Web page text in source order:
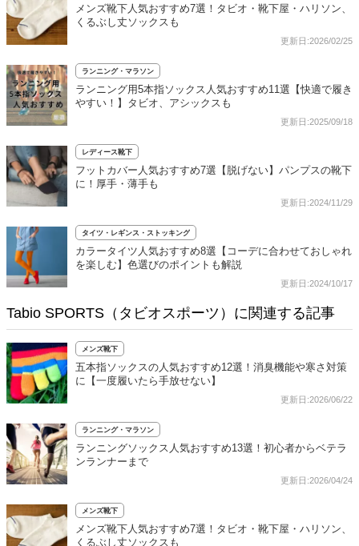
メンズ靴下人気おすすめ7選！タビオ・靴下屋・ハリソン、
くるぶし丈ソックスも
更新日:2026/02/25
ランニング・マラソン
ランニング用5本指ソックス人気おすすめ11選【快適で履き
やすい！】タビオ、アシックスも
更新日:2025/09/18
レディース靴下
フットカバー人気おすすめ7選【脱げない】パンプスの靴下
に！厚手・薄手も
更新日:2024/11/29
タイツ・レギンス・ストッキング
カラータイツ人気おすすめ8選【コーデに合わせておしゃれ
を楽しむ】色選びのポイントも解説
更新日:2024/10/17
Tabio SPORTS（タビオスポーツ）に関連する記事
メンズ靴下
五本指ソックスの人気おすすめ12選！消臭機能や寒さ対策
に【一度履いたら手放せない】
更新日:2026/06/22
ランニング・マラソン
ランニングソックス人気おすすめ13選！初心者からベテラ
ンランナーまで
更新日:2026/04/24
メンズ靴下
メンズ靴下人気おすすめ7選！タビオ・靴下屋・ハリソン、
くるぶし丈ソックスも